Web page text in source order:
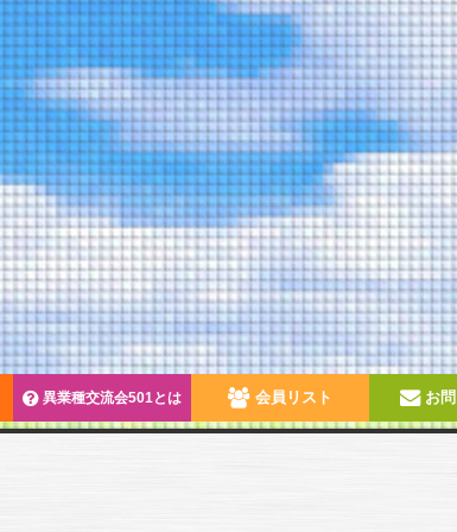
異業種交流会501とは 会員リスト お問